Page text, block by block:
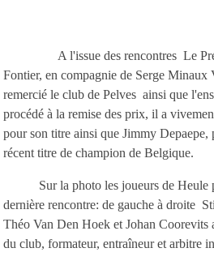
A l'issue des rencontres Le
Fontier, en compagnie de Serge Minaux
remercié le club de Pelves ainsi que
procédé à la remise des prix, il a
pour son titre ainsi que Jimmy
récent titre de champion de Belgique.
Sur la photo les joueurs de Heule
dernière rencontre: de gauche à droite
Théo Van Den Hoek et Johan Coorevits
du club, formateur, entraîneur et arbitre